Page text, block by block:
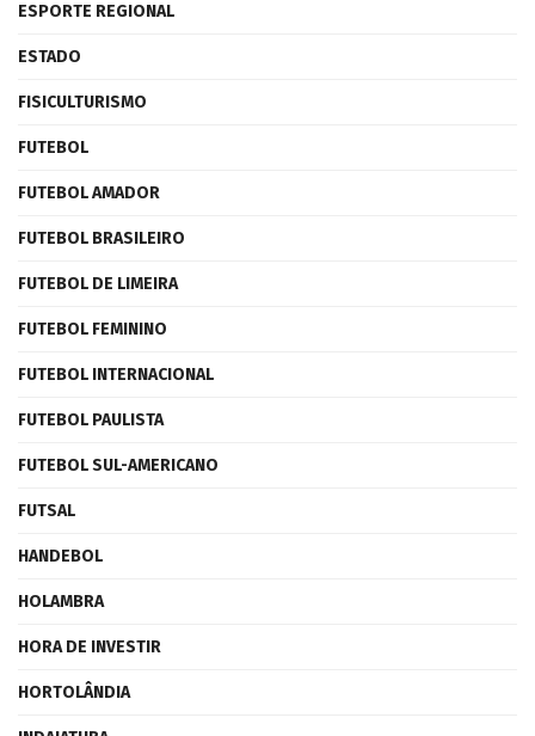
ESPORTE REGIONAL
ESTADO
FISICULTURISMO
FUTEBOL
FUTEBOL AMADOR
FUTEBOL BRASILEIRO
FUTEBOL DE LIMEIRA
FUTEBOL FEMININO
FUTEBOL INTERNACIONAL
FUTEBOL PAULISTA
FUTEBOL SUL-AMERICANO
FUTSAL
HANDEBOL
HOLAMBRA
HORA DE INVESTIR
HORTOLÂNDIA